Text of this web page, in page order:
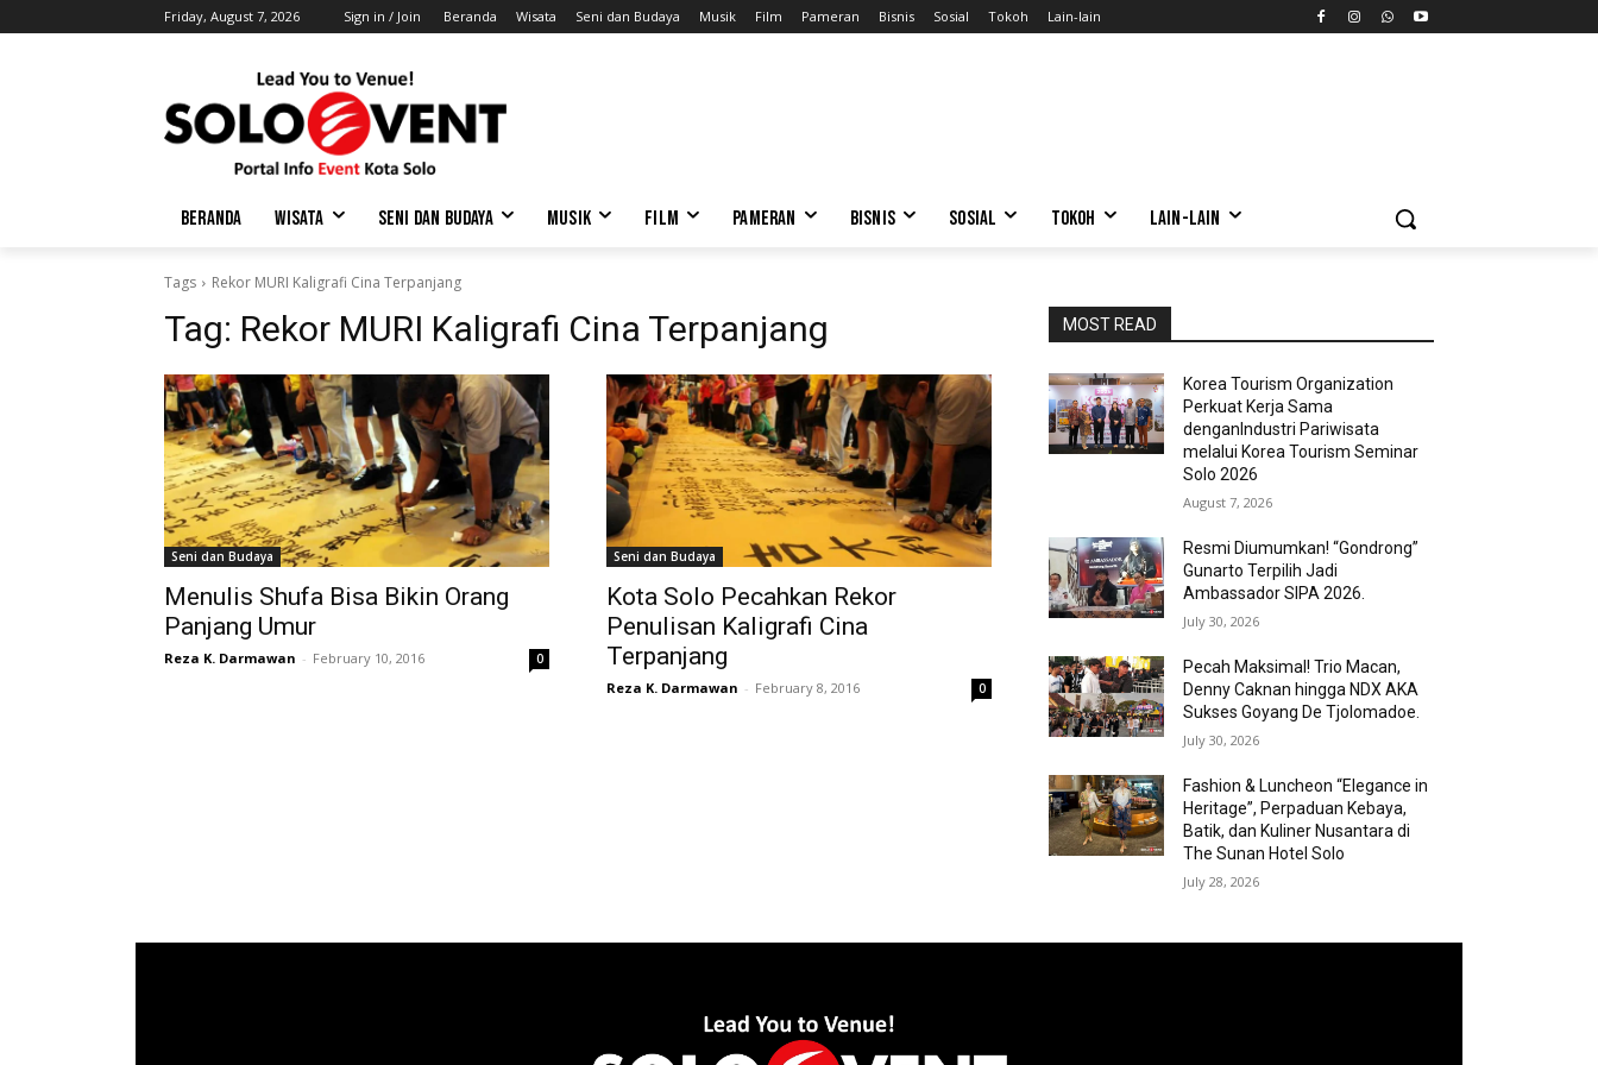
Friday, August 7, 2026 Sign in / Join Beranda Wisata Seni dan Budaya Musik Film Pameran Bisnis Sosial Tokoh Lain-lain
BERANDA WISATA SENI DAN BUDAYA MUSIK FILM PAMERAN BISNIS SOSIAL TOKOH LAIN-LAIN
Tags Rekor MURI Kaligrafi Cina Terpanjang
Tag: Rekor MURI Kaligrafi Cina Terpanjang
Seni dan Budaya
Menulis Shufa Bisa Bikin Orang
Panjang Umur
Reza K. Darmawan - February 10, 2016 0
Seni dan Budaya
Kota Solo Pecahkan Rekor
Penulisan Kaligrafi Cina
Terpanjang
Reza K. Darmawan - February 8, 2016 0
MOST READ
Korea Tourism Organization
Perkuat Kerja Sama
denganIndustri Pariwisata
melalui Korea Tourism Seminar
Solo 2026
August 7, 2026
Resmi Diumumkan! “Gondrong”
Gunarto Terpilih Jadi
Ambassador SIPA 2026.
July 30, 2026
Pecah Maksimal! Trio Macan,
Denny Caknan hingga NDX AKA
Sukses Goyang De Tjolomadoe.
July 30, 2026
Fashion & Luncheon “Elegance in
Heritage”, Perpaduan Kebaya,
Batik, dan Kuliner Nusantara di
The Sunan Hotel Solo
July 28, 2026